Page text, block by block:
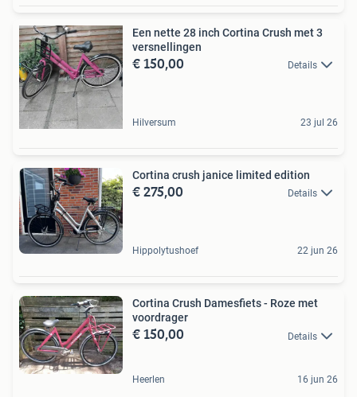
Een nette 28 inch Cortina Crush met 3
versnellingen
€ 150,00 Details
Hilversum 23 jul 26
Cortina crush janice limited edition
€ 275,00 Details
Hippolytushoef 22 jun 26
Cortina Crush Damesfiets - Roze met
voordrager
€ 150,00 Details
Heerlen 16 jun 26